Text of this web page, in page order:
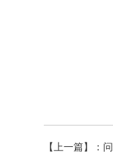
【上一篇】：